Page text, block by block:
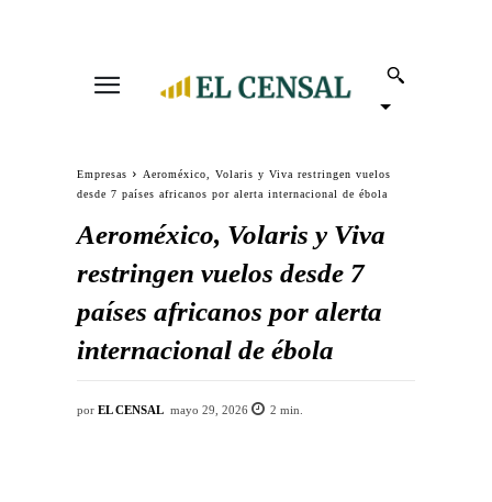
Empresas
Aeroméxico, Volaris y Viva restringen vuelos
desde 7 países africanos por alerta internacional de ébola
Aeroméxico, Volaris y Viva
restringen vuelos desde 7
países africanos por alerta
internacional de ébola
por EL CENSAL mayo 29, 2026 2 min.